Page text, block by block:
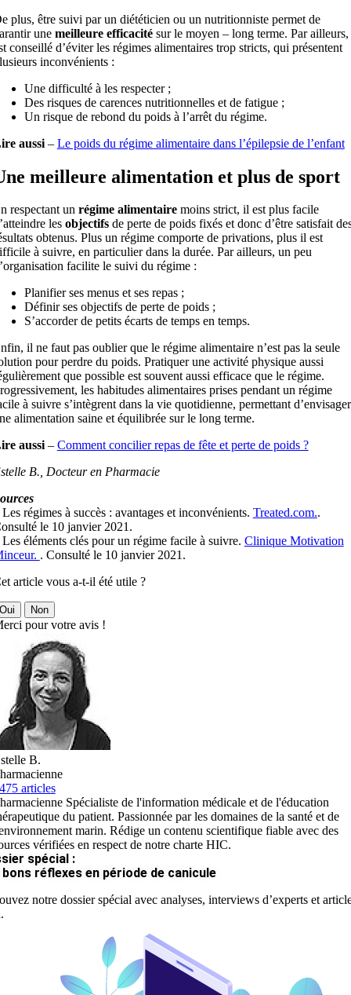
plus, être suivi par un diététicien ou un nutritionniste permet de
une meilleure efficacitésur le moyen – long terme. Par
conseillé d’éviter les régimes alimentaires trop stricts, qui présentent
inconvénients :
Une difficulté à les respecter ;
Des risques de carences nutritionnelles et de fatigue ;
Un risque de rebond du poids à l’arrêt du régime.
aussi– Le poids du régime alimentaire dans l’épilepsie de l’enfant
meilleure alimentation et plus de sport
respectant un régime alimentairemoins strict, il est plus facile
les objectifsde perte de poids fixés et donc d’être satisfait
obtenus. Plus un régime comporte de privations, plus il est
à suivre, en particulier dans la durée. Par ailleurs, un peu
facilite le suivi du régime :
Planifier ses menus et ses repas ;
Définir ses objectifs de perte de poids ;
S’accorder de petits écarts de temps en temps.
il ne faut pas oublier que le régime alimentaire n’est pas la seule
pour perdre du poids. Pratiquer une activité physique aussi
que possible est souvent aussi efficace que le régime.
les habitudes alimentaires prises pendant un régime
à suivre s’intègrent dans la vie quotidienne, permettant d’envisager
alimentation saine et équilibrée sur le long terme.
aussi– Comment concilier repas de fête et perte de poids ?
B., Docteur en Pharmacie
régimes à succès : avantages et inconvénients. Treated.com..
le 10 janvier 2021.
éléments clés pour un régime facile à suivre. Clinique Motivation
. Consulté le 10 janvier 2021.
article vous a-t-il été utile ?
Non
pour votre avis !
B.
articles
Spécialiste de l'information médicale et de l'éducation
du patient. Passionnée par les domaines de la santé et de
marin. Rédige un contenu scientifique fiable avec des
vérifiées en respect de notre charte HIC.
spécial :
bons réflexes en période de canicule
notre dossier spécial avec analyses, interviews d’experts et